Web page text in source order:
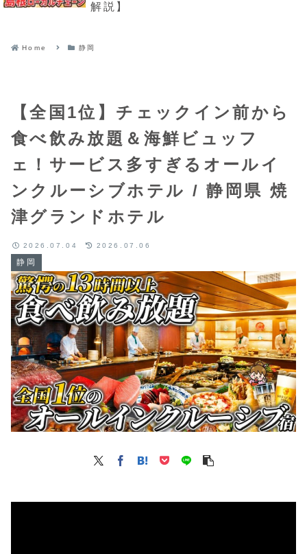
解説】
Home 静岡
【全国1位】チェックイン前から
食べ飲み放題＆海鮮ビュッフ
ェ！サービス多すぎるオールイ
ンクルーシブホテル / 静岡県 焼
津グランドホテル
静岡
2026.07.04 2026.07.06